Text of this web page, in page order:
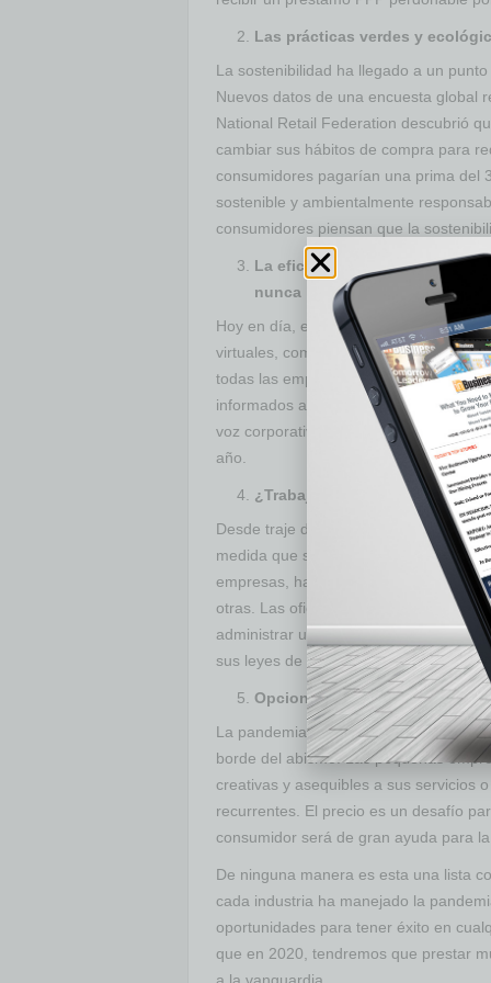
Las prácticas verdes y
La sostenibilidad ha llegado a un
Nuevos datos de una encuesta global
National Retail Federation descubrió
cambiar sus hábitos de compra para
consumidores pagarían una prima del
sostenible y ambientalmente
consumidores piensan que la
La eficiencia digital y la huella
nunca
Hoy en día, es necesario ser un gurú
virtuales, combatir las amenazas
todas las empresas se vieron
informados a los clientes. La eficiencia
voz corporativa para el contenido de
año.
¿Trabajar desde una
Desde traje de negocios hasta
medida que sea más seguro salir de
empresas, hay muchas a las que les
otras. Las oficinas de coworking se
administrar una pequeña empresa
sus leyes de zonificación para permitir
Opciones de flexibilidad de
La pandemia está lejos de terminar y
borde del abismo. Las pequeñas
creativas y asequibles a sus servicios
recurrentes. El precio es un desafío
consumidor será de gran ayuda para
De ninguna manera es esta una lista
cada industria ha manejado la
oportunidades para tener éxito en
que en 2020, tendremos que prestar